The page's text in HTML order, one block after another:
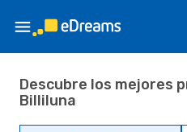
Descubre los mejores
Billiluna